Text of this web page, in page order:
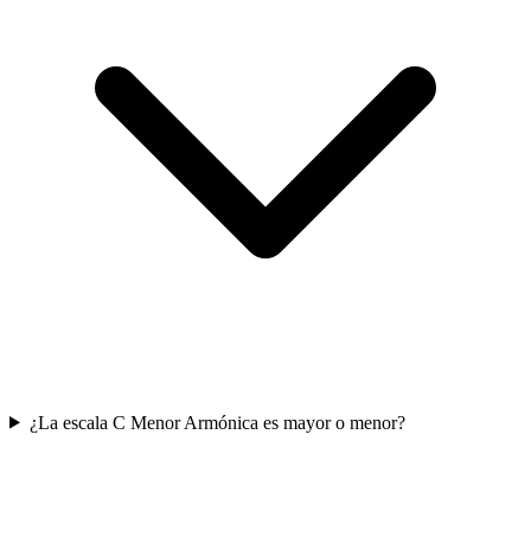
¿La escala C Menor Armónica es mayor o menor?